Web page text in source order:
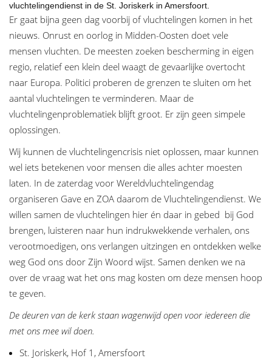
vluchtelingendienst in de St. Joriskerk in Amersfoort.
Er gaat bijna geen dag voorbij of vluchtelingen komen in het
nieuws. Onrust en oorlog in Midden-Oosten doet vele
mensen vluchten. De meesten zoeken bescherming in eigen
regio, relatief een klein deel waagt de gevaarlijke overtocht
naar Europa. Politici proberen de grenzen te sluiten om het
aantal vluchtelingen te verminderen. Maar de
vluchtelingenproblematiek blijft groot. Er zijn geen simpele
oplossingen.
Wij kunnen de vluchtelingencrisis niet oplossen, maar kunnen
wel iets betekenen voor mensen die alles achter moesten
laten. In de zaterdag voor Wereldvluchtelingendag
organiseren Gave en ZOA daarom de Vluchtelingendienst. We
willen samen de vluchtelingen hier én daar in gebed bij God
brengen, luisteren naar hun indrukwekkende verhalen, ons
verootmoedigen, ons verlangen uitzingen en ontdekken welke
weg God ons door Zijn Woord wijst. Samen denken we na
over de vraag wat het ons mag kosten om deze mensen hoop
te geven.
De deuren van de kerk staan wagenwijd open voor iedereen die
met ons mee wil doen.
St. Joriskerk, Hof 1, Amersfoort